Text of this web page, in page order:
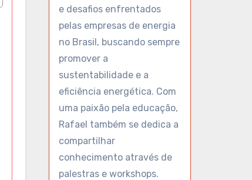
e desafios enfrentados
pelas empresas de energia
no Brasil, buscando sempre
promover a
sustentabilidade e a
eficiência energética. Com
uma paixão pela educação,
Rafael também se dedica a
compartilhar
conhecimento através de
palestras e workshops.